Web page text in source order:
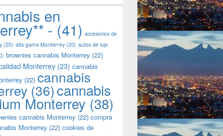
en
- (41) accesorios de
(20) alta gama Monterrey (20) autos de lujo
brownies cannabis Monterrey (22)
Monterrey (23) cannabis
(22) cannabis
(36)cannabis
Monterrey (38)
cannabis Monterrey (22) compra
Monterrey (22) cookies de